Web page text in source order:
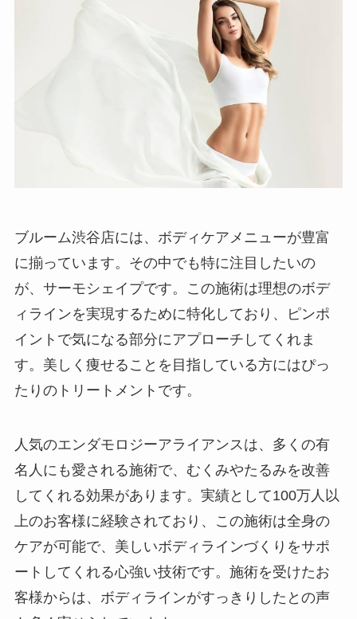
ブルーム渋谷店には、ボディケアメニューが豊富
に揃っています。その中でも特に注目したいの
が、サーモシェイプです。この施術は理想のボデ
ィラインを実現するために特化しており、ピンポ
イントで気になる部分にアプローチしてくれま
す。美しく痩せることを目指している方にはぴっ
たりのトリートメントです。
人気のエンダモロジーアライアンスは、多くの有
名人にも愛される施術で、むくみやたるみを改善
してくれる効果があります。実績として100万人以
上のお客様に経験されており、この施術は全身の
ケアが可能で、美しいボディラインづくりをサポ
ートしてくれる心強い技術です。施術を受けたお
客様からは、ボディラインがすっきりしたとの声